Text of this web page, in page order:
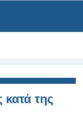
κατά της